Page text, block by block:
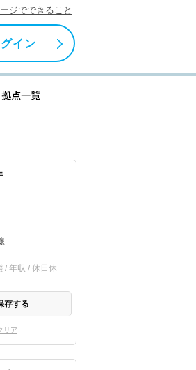
ジでできること
グイン
ドバイザー紹介 拠点一覧
/ 年収 / 休日休
存する
リア